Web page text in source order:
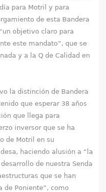
para Motril y para
de esta Bandera
objetivo claro para
este mandato”, que se
y a la Q de Calidad en
la distinción de Bandera
que esperar 38 años
que llega para
inversor que se ha
de Motril en su
haciendo alusión a “la
de nuestra Senda
que se han
de Poniente”, como